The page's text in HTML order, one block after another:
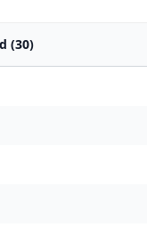
(30)